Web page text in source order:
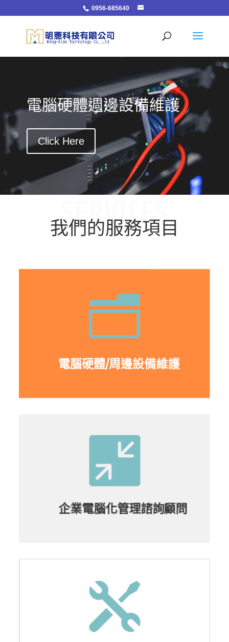
0956-685640
電腦硬體週邊設備維護
Click Here
SERVICES
我們的服務項目
n
電腦硬體/周邊設備維護

企業電腦化管理諮詢顧問
